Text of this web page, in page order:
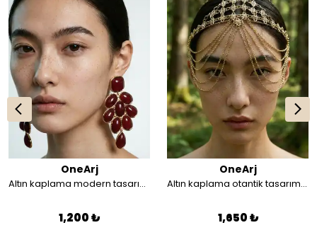
OneArj
Altın kaplama modern tasarım küpe
1,200 ₺
OneArj
Altın kaplama otantik tasarım saç aksesuarı
1,650 ₺